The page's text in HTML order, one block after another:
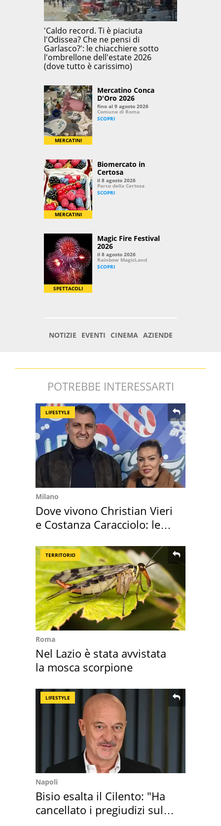
POTREBBE INTERESSARTI
LIFESTYLE
Milano
Dove vivono Christian Vieri
e Costanza Caracciolo: le
TERRITORIO
Roma
Nel Lazio è stata avvistata
la mosca scorpione
LIFESTYLE
Napoli
Bisio esalta il Cilento: "Ha
cancellato i pregiudizi sul